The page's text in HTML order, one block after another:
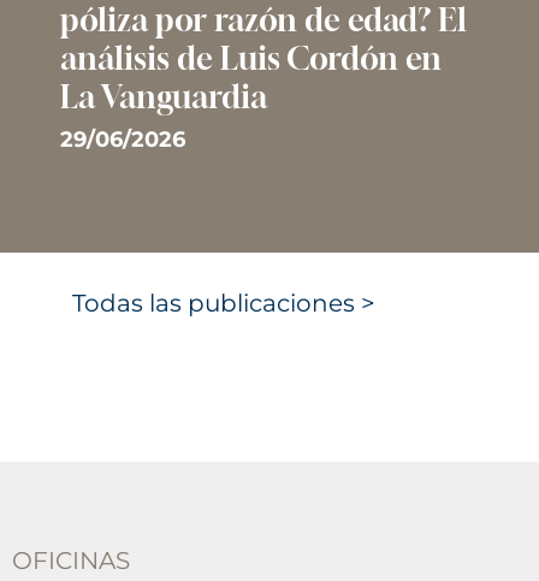
póliza por razón de edad? El
análisis de Luis Cordón en
La Vanguardia
29/06/2026
Todas las publicaciones >
OFICINAS